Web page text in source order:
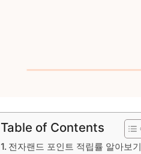
Table of Contents
전자랜드 포인트 적립률 알아보기